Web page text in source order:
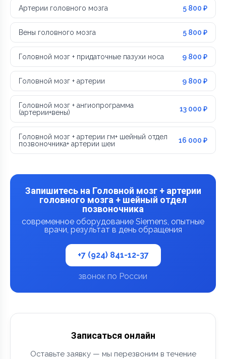
Артерии головного мозга 5 800 ₽
Вены головного мозга 5 800 ₽
Головной мозг + придаточные пазухи носа 9 800 ₽
Головной мозг + артерии 9 800 ₽
Головной мозг + ангиопрограмма
(артерии+вены)
13 000 ₽
Головной мозг + артерии гм+ шейный отдел
позвоночника+ артерии шеи
16 000 ₽
Запишитесь на Головной мозг + артерии
головного мозга + шейный отдел
позвоночника
современное оборудование Siemens, опытные
врачи, результат в день обращения
+7 (924) 841-12-37
звонок по России
Записаться онлайн
Оставьте заявку — мы перезвоним в течение